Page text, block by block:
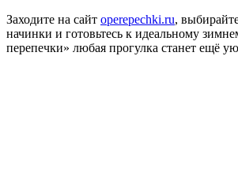
Заходите на сайт operepechki.ru,
начинки и готовьтесь к идеальному
перепечки» любая прогулка станет ещё